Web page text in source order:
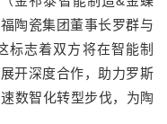
陶瓷集团董事长罗群与
标志着双方将在智能制
开深度合作，助力罗斯
数智化转型步伐，为陶